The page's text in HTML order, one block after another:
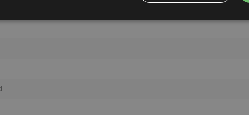
Strettamente necessari e Statistiche